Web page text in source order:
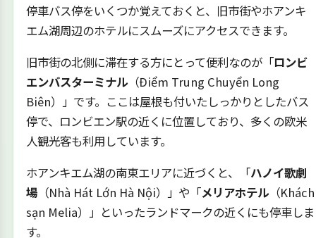
停車バス停をいくつか覚えておくと、旧市街やホアンキ
エム湖周辺のホテルにスムーズにアクセスできます。
旧市街の北側に滞在する方にとって便利なのが「ロンビ
エンバスターミナル（Điểm Trung Chuyển Long
Biên）」です。ここは屋根も付いたしっかりとしたバス
停で、ロンビエン駅の近くに位置しており、多くの欧米
人観光客も利用しています。
ホアンキエム湖の南東エリアに近づくと、「ハノイ歌劇
場（Nhà Hát Lớn Hà Nội）」や「メリアホテル（Khách
sạn Melia）」といったランドマークの近くにも停車しま
す。